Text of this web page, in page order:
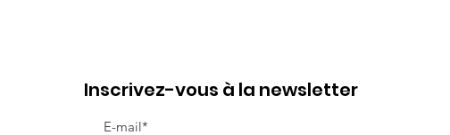
Inscrivez-vous à la newsletter